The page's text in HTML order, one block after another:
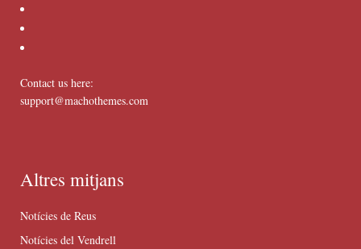
Contact us here:
support@machothemes.com
Altres mitjans
Notícies de Reus
Notícies del Vendrell